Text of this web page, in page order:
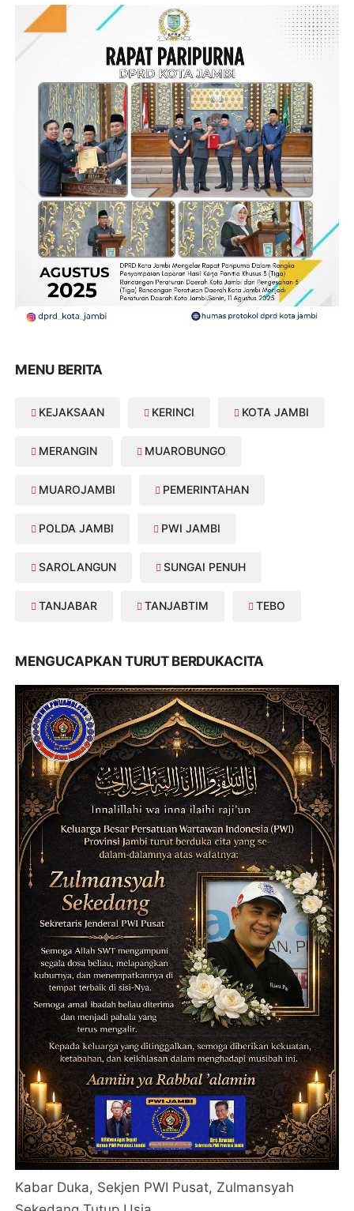
MENU BERITA
KEJAKSAAN KERINCI KOTA JAMBI
MERANGIN MUAROBUNGO
MUAROJAMBI PEMERINTAHAN
POLDA JAMBI PWI JAMBI
SAROLANGUN SUNGAI PENUH
TANJABAR TANJABTIM TEBO
MENGUCAPKAN TURUT BERDUKACITA
Kabar Duka, Sekjen PWI Pusat, Zulmansyah